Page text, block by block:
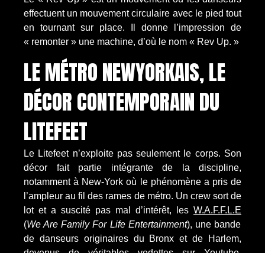
effectuent un mouvement circulaire avec le pied tout
en tournant sur place. Il donne l’impression de
« remonter » une machine, d’où le nom « Rev Up. »
LE MÉTRO NEWYORKAIS, LE
DÉCOR CONTEMPORAIN DU
LITEFEET
Le Litefeet n’exploite pas seulement le corps. Son
décor fait partie intégrante de la discipline,
notamment à New-York où le phénomène a pris de
l’ampleur au fil des rames de métro. Un crew sort de
lot et a suscité pas mal d’intérêt, les W.A.F.F.L.E
(We Are Family For Life Entertainment), une bande
de danseurs originaires du Bronx et de Harlem,